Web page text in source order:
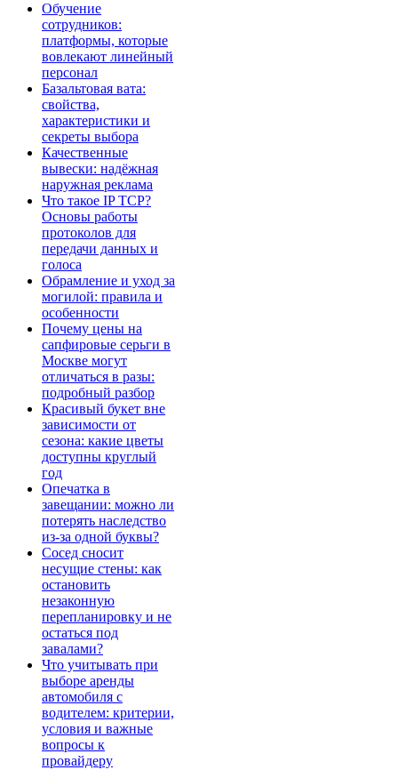
Обучение
сотрудников:
платформы, которые
вовлекают линейный
персонал
Базальтовая вата:
свойства,
характеристики и
секреты выбора
Качественные
вывески: надёжная
наружная реклама
Что такое IP TCP?
Основы работы
протоколов для
передачи данных и
голоса
Обрамление и уход за
могилой: правила и
особенности
Почему цены на
сапфировые серьги в
Москве могут
отличаться в разы:
подробный разбор
Красивый букет вне
зависимости от
сезона: какие цветы
доступны круглый
год
Опечатка в
завещании: можно ли
потерять наследство
из-за одной буквы?
Сосед сносит
несущие стены: как
остановить
незаконную
перепланировку и не
остаться под
завалами?
Что учитывать при
выборе аренды
автомобиля с
водителем: критерии,
условия и важные
вопросы к
провайдеру